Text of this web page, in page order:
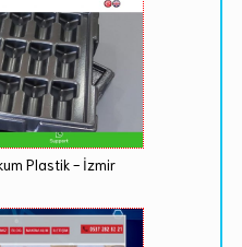
Plastik - İzmir